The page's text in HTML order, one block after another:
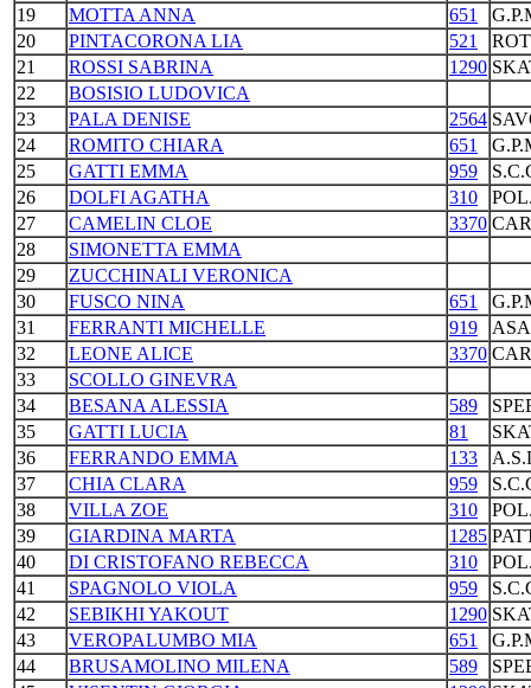
19 MOTTA ANNA 651
20
PINTACORONA LIA 521
21
ROSSI SABRINA 1290
22
BOSISIO LUDOVICA
23
PALA DENISE 2564
24
ROMITO CHIARA 651
25
GATTI EMMA 959
26
DOLFI AGATHA 310
27
CAMELIN CLOE 3370
28
SIMONETTA EMMA
29
ZUCCHINALI VERONICA
30
FUSCO NINA 651
31
FERRANTI MICHELLE 919
ASA
32
LEONE ALICE 3370
33
SCOLLO GINEVRA
34
BESANA ALESSIA 589
35
GATTI LUCIA 81
36
FERRANDO EMMA 133
37
CHIA CLARA 959
38
VILLA ZOE 310
39
GIARDINA MARTA 1285
40
DI CRISTOFANO REBECCA 310
41
SPAGNOLO VIOLA 959
42
SEBIKHI YAKOUT 1290
43
VEROPALUMBO MIA 651
44
BRUSAMOLINO MILENA 589